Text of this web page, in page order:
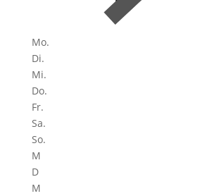
Mo.
Di.
Mi.
Do.
Fr.
Sa.
So.
M
D
M